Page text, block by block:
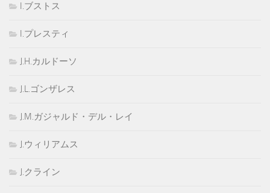
I.ブストス
I.プレスティ
J.H.カルドーソ
J.L.ゴンザレス
J.M.ガジャルド・デル・レイ
J.ウィリアムス
J.クライン